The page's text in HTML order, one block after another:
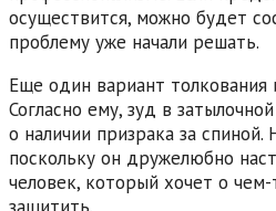
осуществится, можно будет
проблему уже начали решать.
Еще один вариант толкования
Согласно ему, зуд в
о наличии призрака за спиной.
поскольку он дружелюбно
человек, который хочет о